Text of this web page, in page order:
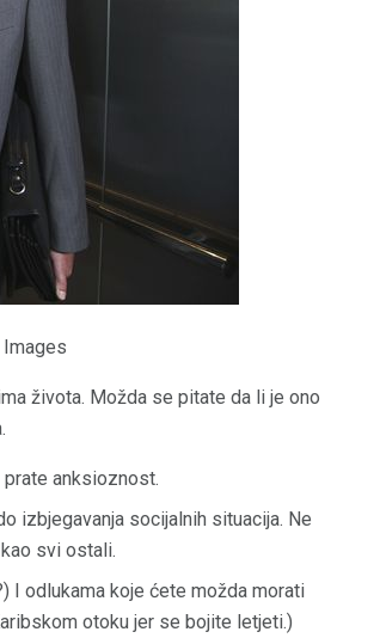
Images
života. Možda se pitate da li je ono
anksioznost.
izbjegavanja socijalnih situacija. Ne
svi ostali.
I odlukama koje ćete možda morati
otoku jer se bojite letjeti.)